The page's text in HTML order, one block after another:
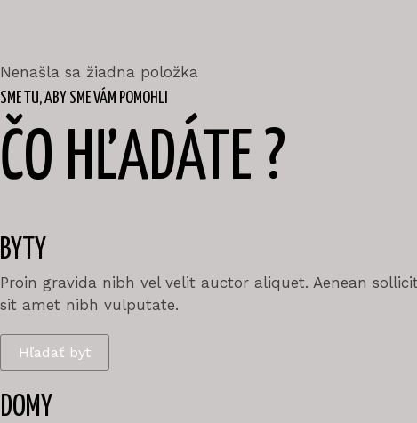
Nenašla sa žiadna položka
SME TU, ABY SME VÁM POMOHLI
ČO HĽADÁTE ?
BYTY
Proin gravida nibh vel velit auctor aliquet. Aenean
sit amet nibh vulputate.
Hľadať byt
DOMY